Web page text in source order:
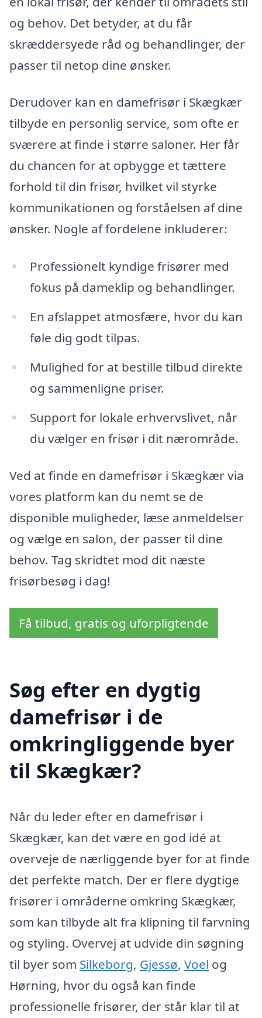
og behov. Det betyder, at du får
skræddersyede råd og behandlinger, der
passer til netop dine ønsker.
Derudover kan en damefrisør i Skægkær
tilbyde en personlig service, som ofte er
sværere at finde i større saloner. Her får
du chancen for at opbygge et tættere
forhold til din frisør, hvilket vil styrke
kommunikationen og forståelsen af dine
ønsker. Nogle af fordelene inkluderer:
Professionelt kyndige frisører med
fokus på dameklip og behandlinger.
En afslappet atmosfære, hvor du kan
føle dig godt tilpas.
Mulighed for at bestille tilbud direkte
og sammenligne priser.
Support for lokale erhvervslivet, når
du vælger en frisør i dit nærområde.
Ved at finde en damefrisør i Skægkær via
vores platform kan du nemt se de
disponible muligheder, læse anmeldelser
og vælge en salon, der passer til dine
behov. Tag skridtet mod dit næste
frisørbesøg i dag!
Få tilbud, gratis og uforpligtende
Søg efter en dygtig
damefrisør i de
omkringliggende byer
til Skægkær?
Når du leder efter en damefrisør i
Skægkær, kan det være en god idé at
overveje de nærliggende byer for at finde
det perfekte match. Der er flere dygtige
frisører i områderne omkring Skægkær,
som kan tilbyde alt fra klipning til farvning
og styling. Overvej at udvide din søgning
til byer som Silkeborg, Gjessø, Voel og
Hørning, hvor du også kan finde
professionelle frisører, der står klar til at